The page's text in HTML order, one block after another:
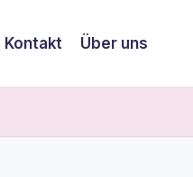
Kontakt Über uns